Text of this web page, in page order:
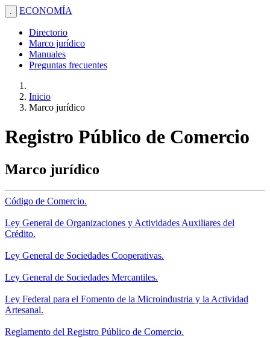
. ECONOMÍA
Directorio
Marco jurídico
Manuales
Preguntas frecuentes
Inicio
Marco jurídico
Registro Público de Comercio
Marco jurídico
Código de Comercio.
Ley General de Organizaciones y Actividades Auxiliares del
Crédito.
Ley General de Sociedades Cooperativas.
Ley General de Sociedades Mercantiles.
Ley Federal para el Fomento de la Microindustria y la Actividad
Artesanal.
Reglamento del Registro Público de Comercio.